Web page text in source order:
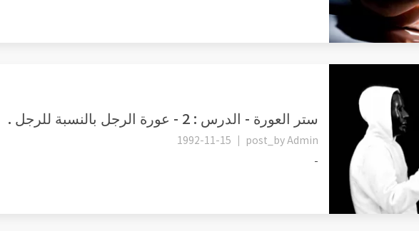
ستر العورة - الدرس : 2 - عورة الرجل بالنسبة للرجل .
post_byAdmin
1992-11-15
-